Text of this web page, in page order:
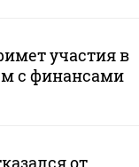
участия в
с финансами
от